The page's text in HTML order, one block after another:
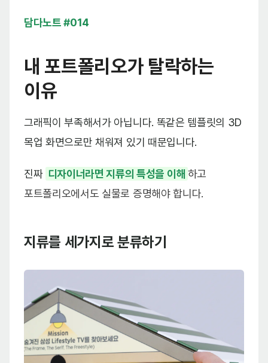
담다노트 #014
내 포트폴리오가 탈락하는
이유
그래픽이 부족해서가 아닙니다. 똑같은 템플릿의 3D
목업 화면으로만 채워져 있기 때문입니다.
진짜 디자이너라면 지류의 특성을 이해하고
포트폴리오에서도 실물로 증명해야 합니다.
지류를 세가지로 분류하기